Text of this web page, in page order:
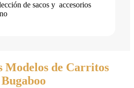
de sacos y accesorios
Modelos de Carritos
Bugaboo